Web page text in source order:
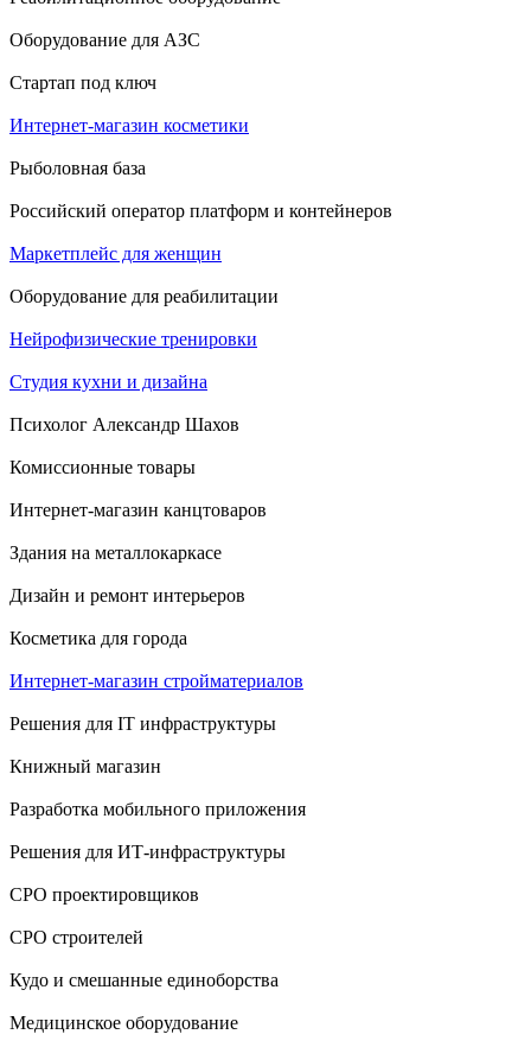
Оборудование для АЗС
Стартап под ключ
Интернет-магазин косметики
Рыболовная база
Российский оператор платформ и контейнеров
Маркетплейс для женщин
Оборудование для реабилитации
Нейрофизические тренировки
Студия кухни и дизайна
Психолог Александр Шахов
Комиссионные товары
Интернет-магазин канцтоваров
Здания на металлокаркасе
Дизайн и ремонт интерьеров
Косметика для города
Интернет-магазин стройматериалов
Решения для IT инфраструктуры
Книжный магазин
Разработка мобильного приложения
Решения для ИТ-инфраструктуры
СРО проектировщиков
СРО строителей
Кудо и смешанные единоборства
Медицинское оборудование